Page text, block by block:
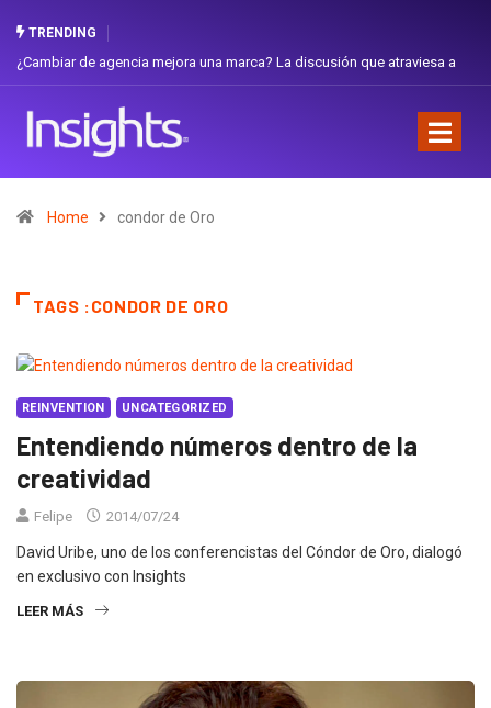
TRENDING
que atraviesa a
Gabriela Herrera y el arte de cambiarse el sombrero en
Home condor de Oro
TAGS :CONDOR DE ORO
REINVENTION UNCATEGORIZED
Entendiendo números dentro de la
creatividad
Felipe 2014/07/24
David Uribe, uno de los conferencistas del Cóndor de Oro, dialogó
en exclusivo con Insights
LEER MÁS